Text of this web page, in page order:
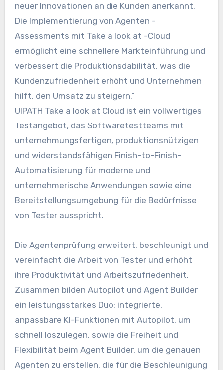
neuer Innovationen an die Kunden anerkannt.
Die Implementierung von Agenten -
Assessments mit Take a look at -Cloud
ermöglicht eine schnellere Markteinführung und
verbessert die Produktionsdabilität, was die
Kundenzufriedenheit erhöht und Unternehmen
hilft, den Umsatz zu steigern.“
UIPATH Take a look at Cloud ist ein vollwertiges
Testangebot, das Softwaretestteams mit
unternehmungsfertigen, produktionsnützigen
und widerstandsfähigen Finish-to-Finish-
Automatisierung für moderne und
unternehmerische Anwendungen sowie eine
Bereitstellungsumgebung für die Bedürfnisse
von Tester ausspricht.
Die Agentenprüfung erweitert, beschleunigt und
vereinfacht die Arbeit von Tester und erhöht
ihre Produktivität und Arbeitszufriedenheit.
Zusammen bilden Autopilot und Agent Builder
ein leistungsstarkes Duo: integrierte,
anpassbare KI-Funktionen mit Autopilot, um
schnell loszulegen, sowie die Freiheit und
Flexibilität beim Agent Builder, um die genauen
Agenten zu erstellen, die für die Beschleunigung